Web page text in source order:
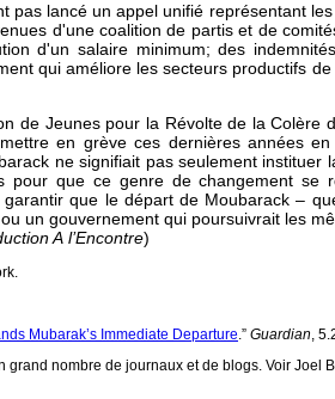
pas lancé un appel unifié représentant
d'une coalition de partis et de
d'un salaire minimum; des
qui améliore les secteurs productifs
de Jeunes pour la Révolte de la
en grève ces dernières années
ne signifiait pas seulement
que ce genre de changement
que le départ de Moubarack –
ou un gouvernement qui poursuivrait les
A l’Encontre)
Mubarak’s Immediate Departure.” Guardian,
nombre de journaux et de blogs. Voir